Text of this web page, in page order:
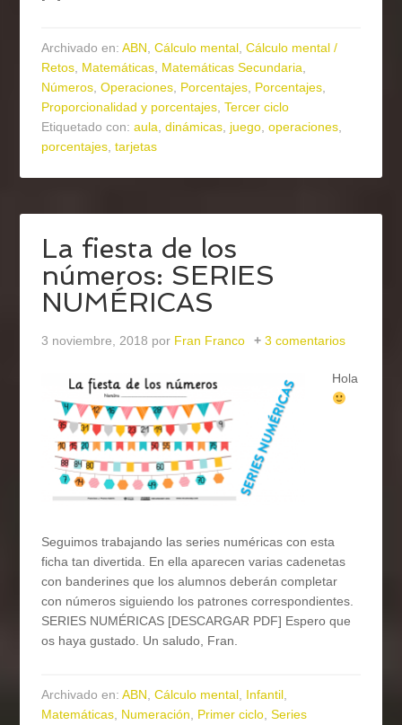
Archivado en:ABN,Cálculo mental,Cálculo mental /
Retos, Matemáticas, Matemáticas Secundaria,
Números,Operaciones, Porcentajes, Porcentajes,
Proporcionalidad y porcentajes,Tercer ciclo
Etiquetado con:aula,dinámicas, juego,operaciones,
porcentajes,tarjetas
La fiesta de los
números: SERIES
NUMÉRICAS
3 noviembre, 2018 por Fran Franco 3 comentarios
Hola
Seguimos trabajando las series numéricas con esta
ficha tan divertida. En ella aparecen varias cadenetas
con banderines que los alumnos deberán completar
con números siguiendo los patrones correspondientes.
SERIES NUMÉRICAS [DESCARGAR PDF] Espero que
os haya gustado. Un saludo, Fran.
Archivado en:ABN ,Cálculo mental Infantil
Matemáticas Numeración Primer ciclo ,Series